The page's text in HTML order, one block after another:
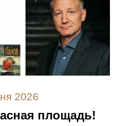
2026
площадь!